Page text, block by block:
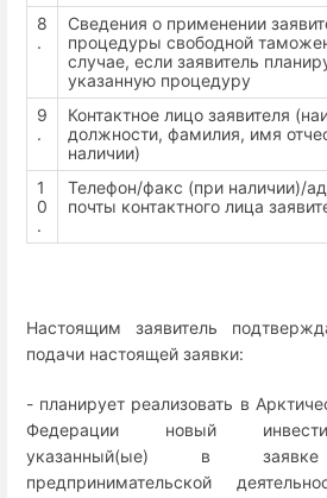
8
.
Сведения о применении
процедуры свободной
случае, если заявитель
указанную процедуру
9
.
Контактное лицо заявителя
должности, фамилия, имя
наличии)
1
0
.
Телефон/факс (при наличии)/
почты контактного лица
Настоящим заявитель
подачи настоящей заявки:
- планирует реализовать в
Федерации новый
указанный(ые) в
предпринимательской